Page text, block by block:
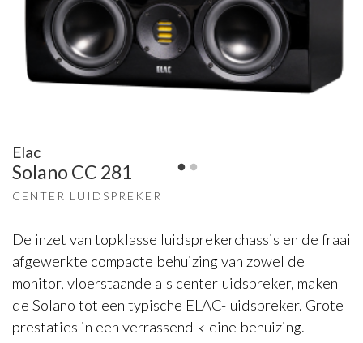
Elac
Solano CC 281
CENTER LUIDSPREKER
De inzet van topklasse luidsprekerchassis en de fraai
afgewerkte compacte behuizing van zowel de
monitor, vloerstaande als centerluidspreker, maken
de Solano tot een typische ELAC-luidspreker. Grote
prestaties in een verrassend kleine behuizing.